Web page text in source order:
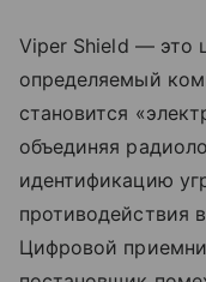
Viper Shield — это
определяемый
становится
объединяя
идентификацию
противодействия
Цифровой